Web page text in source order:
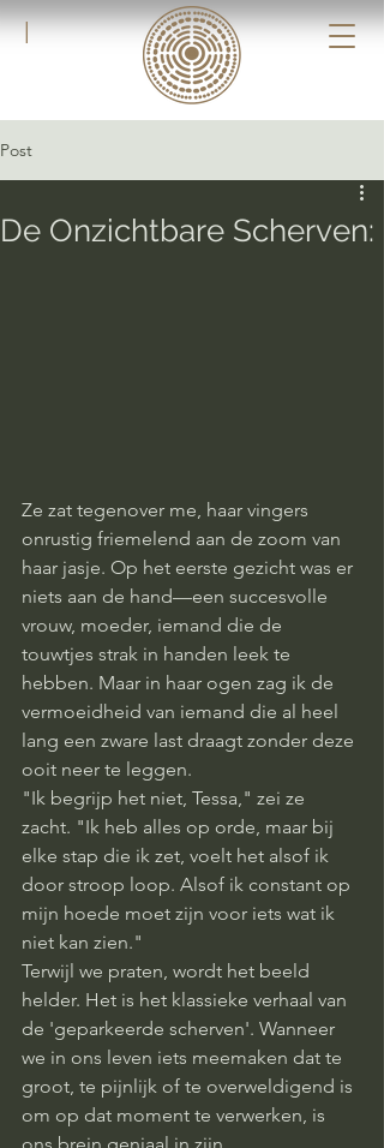
|
Post
De Onzichtbare Scherven:
Ze zat tegenover me, haar vingers
onrustig friemelend aan de zoom van
haar jasje. Op het eerste gezicht was er
niets aan de hand—een succesvolle
vrouw, moeder, iemand die de
touwtjes strak in handen leek te
hebben. Maar in haar ogen zag ik de
vermoeidheid van iemand die al heel
lang een zware last draagt zonder deze
ooit neer te leggen.
"Ik begrijp het niet, Tessa," zei ze
zacht. "Ik heb alles op orde, maar bij
elke stap die ik zet, voelt het alsof ik
door stroop loop. Alsof ik constant op
mijn hoede moet zijn voor iets wat ik
niet kan zien."
Terwijl we praten, wordt het beeld
helder. Het is het klassieke verhaal van
de 'geparkeerde scherven'. Wanneer
we in ons leven iets meemaken dat te
groot, te pijnlijk of te overweldigend is
om op dat moment te verwerken, is